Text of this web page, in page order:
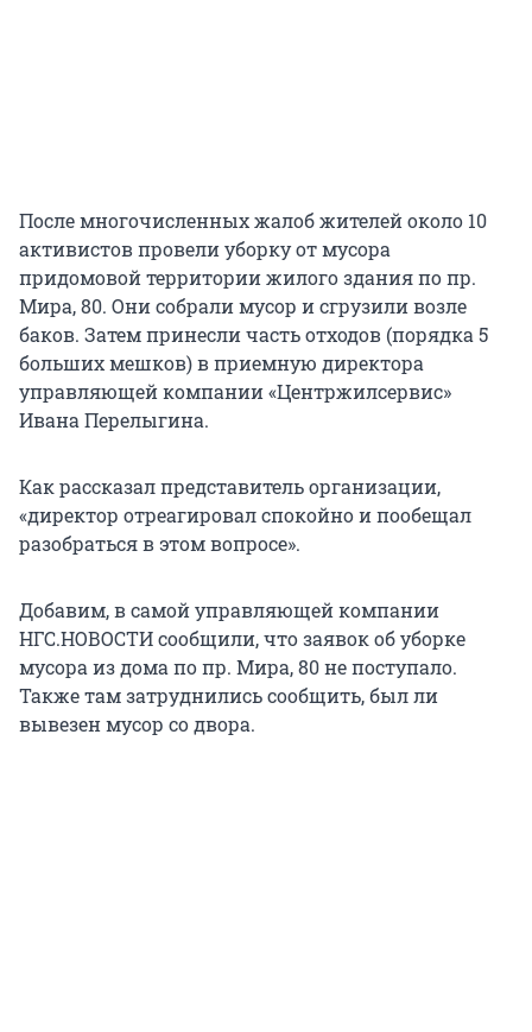
После многочисленных жалоб жителей около 10
активистов провели уборку от мусора
придомовой территории жилого здания по пр.
Мира, 80. Они собрали мусор и сгрузили возле
баков. Затем принесли часть отходов (порядка 5
больших мешков) в приемную директора
управляющей компании «Центржилсервис»
Ивана Перелыгина.
Как рассказал представитель организации,
«директор отреагировал спокойно и пообещал
разобраться в этом вопросе».
Добавим, в самой управляющей компании
НГС.НОВОСТИ сообщили, что заявок об уборке
мусора из дома по пр. Мира, 80 не поступало.
Также там затруднились сообщить, был ли
вывезен мусор со двора.